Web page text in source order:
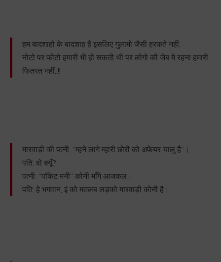
हम बादशाहो के बादशाह है इसलिए गुलामो जैसी हरकते नहीं,
नोटो पर फोटो हमारी भी हो सकती थी पर लोगो की जेब मे रहना हमारी
फितरत नहीं..!!
मारवाड़ी की पत्नी, “म्हने लागे म्हारी छोरी को अफेयर चालु है”।
पति: वो क्यूँ?
पत्नी: “पॉकेट मनी” कोनी माँगे आजकल।
पति: हे भगवान, इं को मतलब लड़को मारवाड़ी कोनी है।